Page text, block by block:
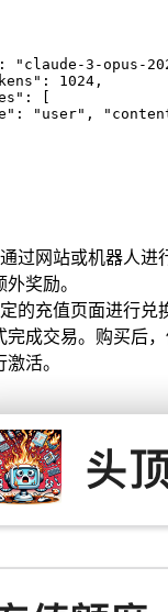
: "claude-3-opus-
: 1024 ,
:
[
: "user" ,
过网站或机器人进
奖励。
的充值页面进行兑
完成交易。购买后
活。